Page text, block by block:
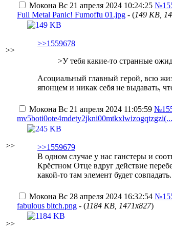
>>
Мокона Вс 21 апреля 2024 10:24:25
Full Metal Panic! Fumoffu 01.jpg - (149 KB,
>>1559678
>У тебя какие-то странные
Асоциальный главный герой, всю
японцем и никак себя не выдавать,
>>
Мокона Вс 21 апреля 2024 11:05:59
>>1559679
В одном случае у нас ганстеры и
Крёстном Отце вдруг действие
какой-то там элемент будет
>>
Мокона Вс 28 апреля 2024 16:32:54
fabulous bitch.png - (1184 KB, 1471x827)